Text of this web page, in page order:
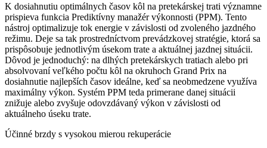
K dosiahnutiu optimálnych časov kôl na pretekárskej trati významne
prispieva funkcia Prediktívny manažér výkonnosti (PPM). Tento
nástroj optimalizuje tok energie v závislosti od zvoleného jazdného
režimu. Deje sa tak prostredníctvom prevádzkovej stratégie, ktorá sa
prispôsobuje jednotlivým úsekom trate a aktuálnej jazdnej situácii.
Dôvod je jednoduchý: na dlhých pretekárskych tratiach alebo pri
absolvovaní veľkého počtu kôl na okruhoch Grand Prix na
dosiahnutie najlepších časov ideálne, keď sa neobmedzene využíva
maximálny výkon. Systém PPM teda primerane danej situácii
znižuje alebo zvyšuje odovzdávaný výkon v závislosti od
aktuálneho úseku trate.
Účinné brzdy s vysokou mierou rekuperácie